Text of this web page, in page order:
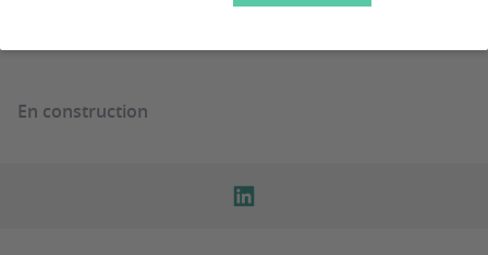
En construction